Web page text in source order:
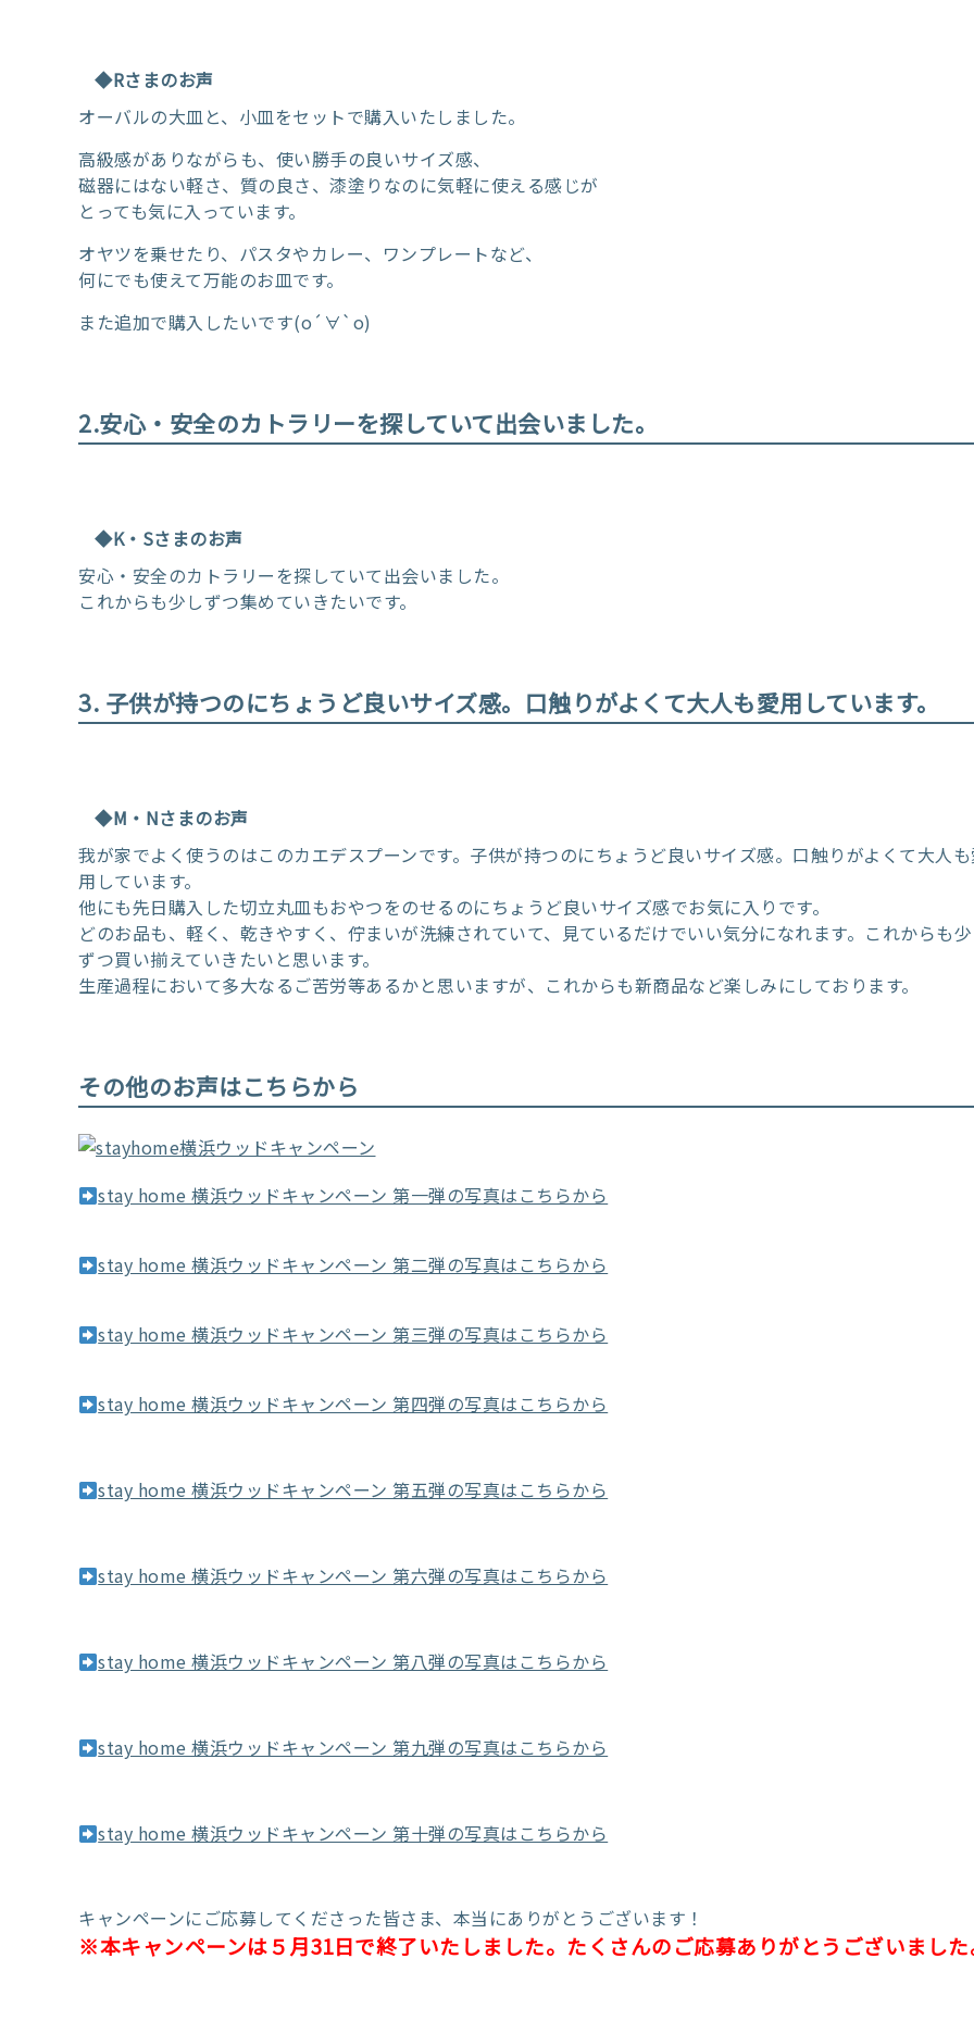
◆Rさまのお声
オーバルの大皿と、小皿をセットで購入いたしました。
高級感がありながらも、使い勝手の良いサイズ感、
磁器にはない軽さ、質の良さ、漆塗りなのに気軽に使える感じが
とっても気に入っています。
オヤツを乗せたり、パスタやカレー、ワンプレートなど、
何にでも使えて万能のお皿です。
また追加で購入したいです(о´∀`о)
2.安心・安全のカトラリーを探していて出会いました。
◆K・Sさまのお声
安心・安全のカトラリーを探していて出会いました。
これからも少しずつ集めていきたいです。
3. 子供が持つのにちょうど良いサイズ感。口触りがよくて大人も愛用しています。
◆M・Nさまのお声
我が家でよく使うのはこのカエデスプーンです。子供が持つのにちょうど良いサイズ感。口触りがよくて大人
用しています。
他にも先日購入した切立丸皿もおやつをのせるのにちょうど良いサイズ感でお気に入りです。
どのお品も、軽く、乾きやすく、佇まいが洗練されていて、見ているだけでいい気分になれます。これからも
ずつ買い揃えていきたいと思います。
生産過程において多大なるご苦労等あるかと思いますが、これからも新商品など楽しみにしております。
その他のお声はこちらから
stay home 横浜ウッドキャンペーン 第一弾の写真はこちらから
stay home 横浜ウッドキャンペーン 第二弾の写真はこちらから
stay home 横浜ウッドキャンペーン 第三弾の写真はこちらから
stay home 横浜ウッドキャンペーン 第四弾の写真はこちらから
stay home 横浜ウッドキャンペーン 第五弾の写真はこちらから
stay home 横浜ウッドキャンペーン 第六弾の写真はこちらから
stay home 横浜ウッドキャンペーン 第八弾の写真はこちらから
stay home 横浜ウッドキャンペーン 第九弾の写真はこちらから
stay home 横浜ウッドキャンペーン 第十弾の写真はこちらから
キャンペーンにご応募してくださった皆さま、本当にありがとうございます！
※本キャンペーンは５月31日で終了いたしました。たくさんのご応募ありがとうございまし